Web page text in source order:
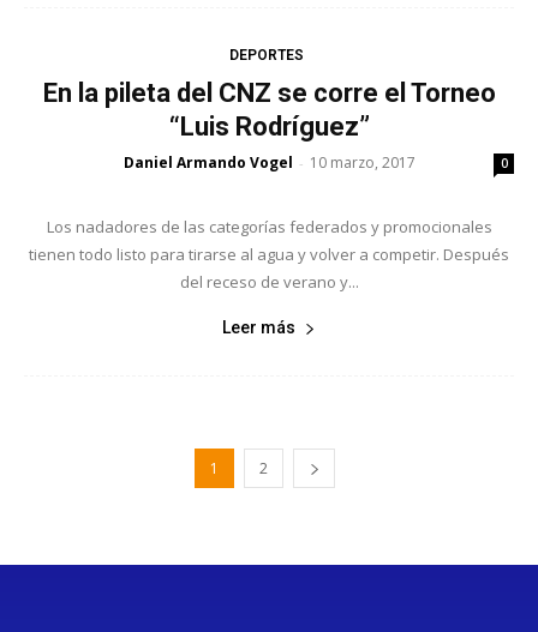
DEPORTES
En la pileta del CNZ se corre el Torneo
“Luis Rodríguez”
Daniel Armando Vogel - 10 marzo, 2017 0
Los nadadores de las categorías federados y promocionales
tienen todo listo para tirarse al agua y volver a competir. Después
del receso de verano y...
Leer más
1 2